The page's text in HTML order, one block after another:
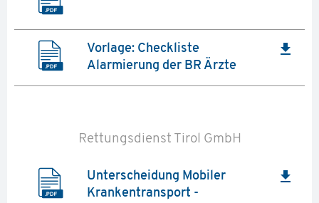
Vorlage: Checkliste
Alarmierung der BR Ärzte
file_download
Rettungsdienst Tirol GmbH
Unterscheidung Mobiler
Krankentransport -
file_download